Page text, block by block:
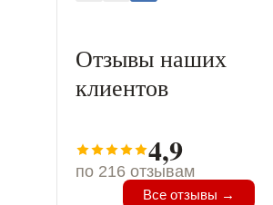
Отзывы наших
клиентов
4,9
по 216 отзывам
Все отзывы →